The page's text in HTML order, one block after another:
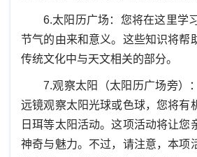
6.太阳历广场：您将在这里学
节气的由来和意义。这些知识将帮
传统文化中与天文相关的部分。
7.观察太阳（太阳历广场旁）
远镜观察太阳光球或色球，您将有
日珥等太阳活动。这项活动将让您
神奇与魅力。不过，请注意，本项